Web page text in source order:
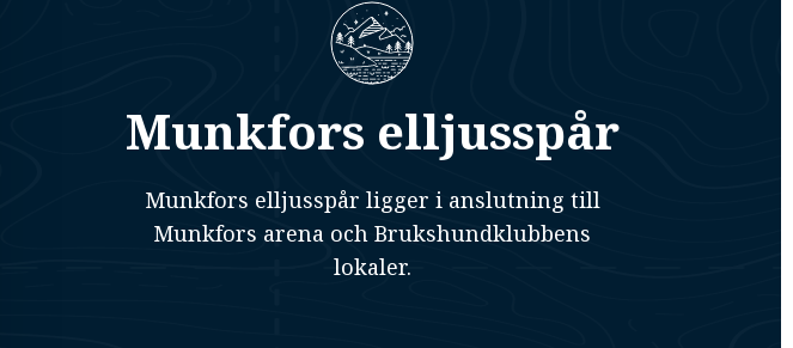
Munkfors elljusspår
Munkfors elljusspår ligger i anslutning till
Munkfors arena och Brukshundklubbens
lokaler.